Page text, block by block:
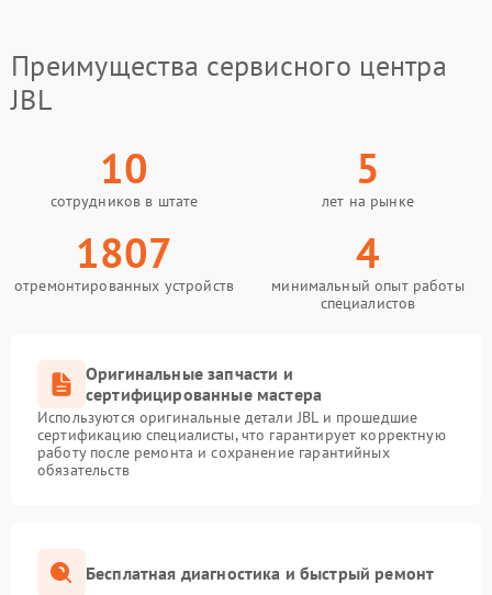
Преимущества сервисного центра
JBL
10
сотрудников в штате
5
лет на рынке
1807
отремонтированных устройств
4
минимальный опыт работы
специалистов
Оригинальные запчасти и
сертифицированные мастера
Используются оригинальные детали JBL и прошедшие
сертификацию специалисты, что гарантирует корректную
работу после ремонта и сохранение гарантийных
обязательств
Бесплатная диагностика и быстрый ремонт